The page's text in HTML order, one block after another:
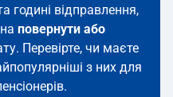
годині відправлення,
повернути або
Перевірте, чи маєте
з них для